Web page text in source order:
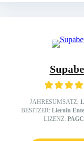
JAHRESUMSATZ:
BESITZER: Liernin
LIZENZ: